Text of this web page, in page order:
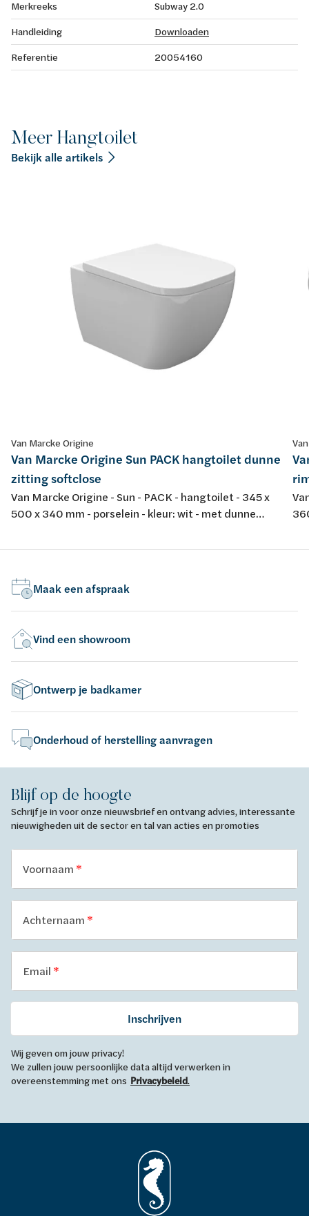
Merkreeks
Subway 2.0
Handleiding
Downloaden
Referentie
20054160
Meer Hangtoilet
Bekijk alle artikels
Van Marcke Origine
Van Marcke Origine Sun PACK hangtoilet dunne
zitting softclose
Van Marcke Origine - Sun - PACK - hangtoilet - 345 x
500 x 340 mm - porselein - kleur: wit - met dunne
Maak een afspraak
Vind een showroom
Ontwerp je badkamer
Onderhoud of herstelling aanvragen
Blijf op de hoogte
Schrijf je in voor onze nieuwsbrief en ontvang advies, interessante
nieuwigheden uit de sector en tal van acties en promoties
Voornaam
Achternaam
Email
Inschrijven
Wij geven om jouw privacy!
We zullen jouw persoonlijke data altijd verwerken in
overeenstemming met ons Privacybeleid.